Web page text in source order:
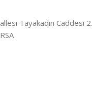
Tayakadın Caddesi